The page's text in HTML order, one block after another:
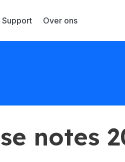
Support Over ons
notes